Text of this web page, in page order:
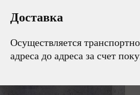
Доставка
Осуществляется
адреса до адреса за счет